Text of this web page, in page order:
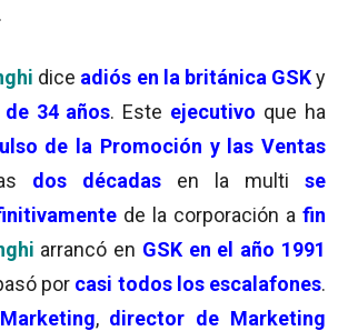
.
dice adiós en la británica GSKy
de 34 años. Este ejecutivo que ha
de la Promoción y las Ventas
dos décadas en la multi se
de la corporación a fin
arrancó en GSK en el año 1991
por casi todos los escalafones.
, director de Marketing